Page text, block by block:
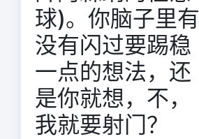
球)。你脑子里有
没有闪过要踢稳
一点的想法，还
是你就想，不，
我就要射门？